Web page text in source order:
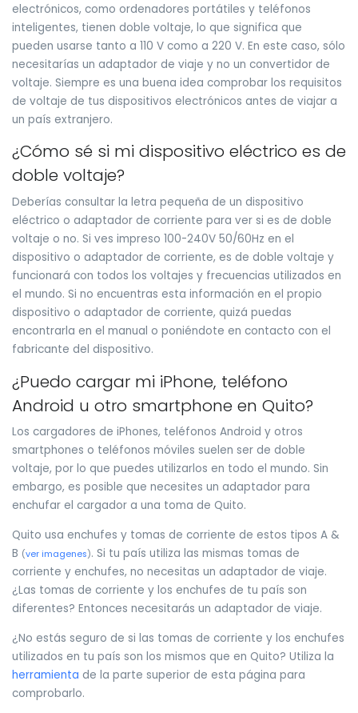
electrónicos, como ordenadores portátiles y teléfonos
inteligentes, tienen doble voltaje, lo que significa que
pueden usarse tanto a 110 V como a 220 V. En este caso, sólo
necesitarías un adaptador de viaje y no un convertidor de
voltaje. Siempre es una buena idea comprobar los requisitos
de voltaje de tus dispositivos electrónicos antes de viajar a
un país extranjero.
¿Cómo sé si mi dispositivo eléctrico es de
doble voltaje?
Deberías consultar la letra pequeña de un dispositivo
eléctrico o adaptador de corriente para ver si es de doble
voltaje o no. Si ves impreso 100-240V 50/60Hz en el
dispositivo o adaptador de corriente, es de doble voltaje y
funcionará con todos los voltajes y frecuencias utilizados en
el mundo. Si no encuentras esta información en el propio
dispositivo o adaptador de corriente, quizá puedas
encontrarla en el manual o poniéndote en contacto con el
fabricante del dispositivo.
¿Puedo cargar mi iPhone, teléfono
Android u otro smartphone en Quito?
Los cargadores de iPhones, teléfonos Android y otros
smartphones o teléfonos móviles suelen ser de doble
voltaje, por lo que puedes utilizarlos en todo el mundo. Sin
embargo, es posible que necesites un adaptador para
enchufar el cargador a una toma de Quito.
Quito usa enchufes y tomas de corriente de estos tipos A &
B (ver imagenes). Si tu país utiliza las mismas tomas de
corriente y enchufes, no necesitas un adaptador de viaje.
¿Las tomas de corriente y los enchufes de tu país son
diferentes? Entonces necesitarás un adaptador de viaje.
¿No estás seguro de si las tomas de corriente y los enchufes
utilizados en tu país son los mismos que en Quito? Utiliza la
herramienta de la parte superior de esta página para
comprobarlo.